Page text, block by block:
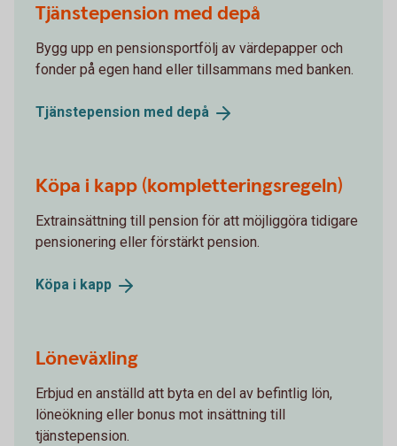
Tjänstepension med depå
Bygg upp en pensionsportfölj av värdepapper och
fonder på egen hand eller tillsammans med banken.
Tjänstepension med depå
Köpa i kapp (kompletteringsregeln)
Extrainsättning till pension för att möjliggöra tidigare
pensionering eller förstärkt pension.
Köpa i kapp
Löneväxling
Erbjud en anställd att byta en del av befintlig lön,
löneökning eller bonus mot insättning till
tjänstepension.